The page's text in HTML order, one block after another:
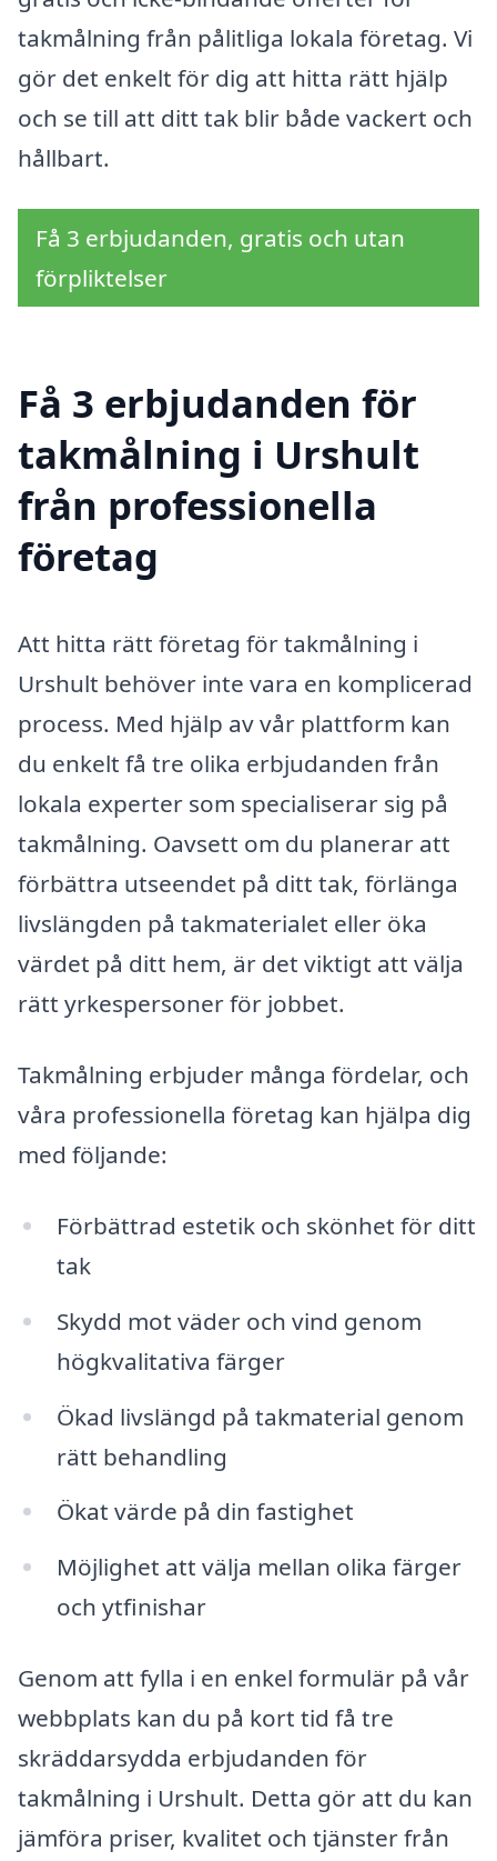
takmålning från pålitliga lokala företag. Vi
gör det enkelt för dig att hitta rätt hjälp
och se till att ditt tak blir både vackert och
hållbart.
Få 3 erbjudanden, gratis och utan
förpliktelser
Få 3 erbjudanden för
takmålning i Urshult
från professionella
företag
Att hitta rätt företag för takmålning i
Urshult behöver inte vara en komplicerad
process. Med hjälp av vår plattform kan
du enkelt få tre olika erbjudanden från
lokala experter som specialiserar sig på
takmålning. Oavsett om du planerar att
förbättra utseendet på ditt tak, förlänga
livslängden på takmaterialet eller öka
värdet på ditt hem, är det viktigt att välja
rätt yrkespersoner för jobbet.
Takmålning erbjuder många fördelar, och
våra professionella företag kan hjälpa dig
med följande:
Förbättrad estetik och skönhet för ditt
tak
Skydd mot väder och vind genom
högkvalitativa färger
Ökad livslängd på takmaterial genom
rätt behandling
Ökat värde på din fastighet
Möjlighet att välja mellan olika färger
och ytfinishar
Genom att fylla i en enkel formulär på vår
webbplats kan du på kort tid få tre
skräddarsydda erbjudanden för
takmålning i Urshult. Detta gör att du kan
jämföra priser, kvalitet och tjänster från